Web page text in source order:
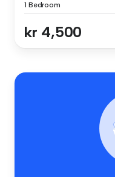
1 Bedroom
kr 4,500